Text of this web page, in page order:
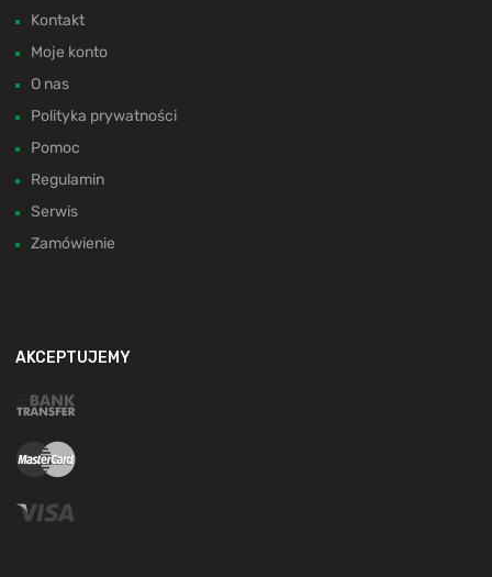
Kontakt
Moje konto
O nas
Polityka prywatności
Pomoc
Regulamin
Serwis
Zamówienie
AKCEPTUJEMY